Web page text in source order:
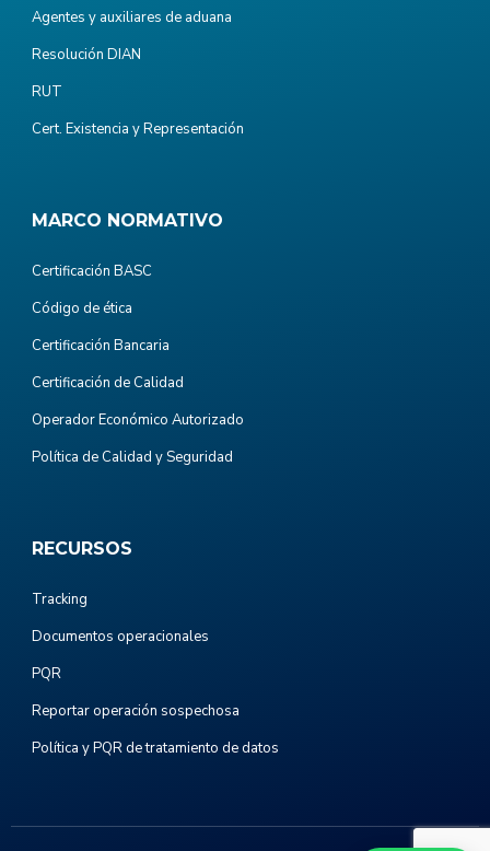
Agentes y auxiliares de aduana
Resolución DIAN
RUT
Cert. Existencia y Representación
MARCO NORMATIVO
Certificación BASC
Código de ética
Certificación Bancaria
Certificación de Calidad
Operador Económico Autorizado
Política de Calidad y Seguridad
RECURSOS
Tracking
Documentos operacionales
PQR
Reportar operación sospechosa
Política y PQR de tratamiento de datos